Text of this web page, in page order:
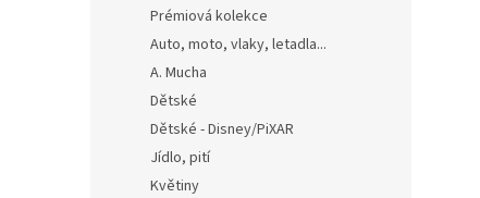
Prémiová kolekce
Auto, moto, vlaky, letadla...
A. Mucha
Dětské
Dětské - Disney/PiXAR
Jídlo, pití
Květiny